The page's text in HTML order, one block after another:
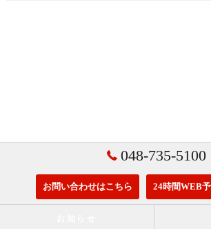
048-735-5100
お問い合わせはこちら 24時間WEB